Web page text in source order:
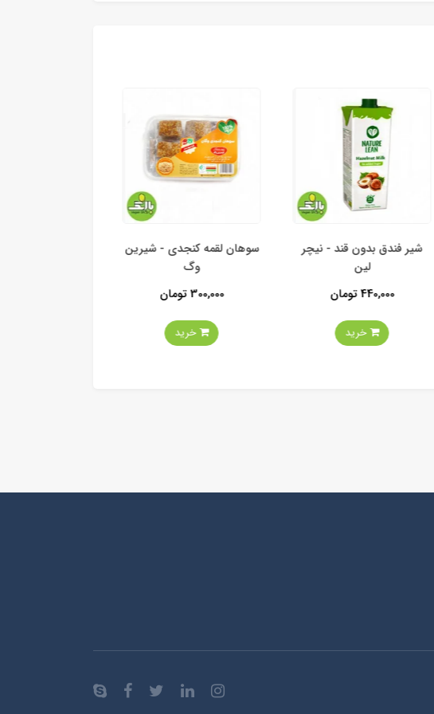
شیر فندق بدون قند - نیچر
لین
440,000 تومان
خرید
سوهان لقمه کنجدی - شیرین
وگ
300,000 تومان
خرید